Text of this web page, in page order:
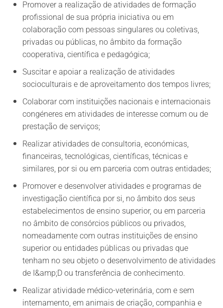
Promover a realização de atividades de formação
profissional de sua própria iniciativa ou em
colaboração com pessoas singulares ou coletivas,
privadas ou públicas, no âmbito da formação
cooperativa, científica e pedagógica;
Suscitar e apoiar a realização de atividades
socioculturais e de aproveitamento dos tempos livres;
Colaborar com instituições nacionais e internacionais
congéneres em atividades de interesse comum ou de
prestação de serviços;
Realizar atividades de consultoria, económicas,
financeiras, tecnológicas, científicas, técnicas e
similares, por si ou em parceria com outras entidades;
Promover e desenvolver atividades e programas de
investigação científica por si, no âmbito dos seus
estabelecimentos de ensino superior, ou em parceria
no âmbito de consórcios públicos ou privados,
nomeadamente com outras instituições de ensino
superior ou entidades públicas ou privadas que
tenham no seu objeto o desenvolvimento de atividades
de I&amp;D ou transferência de conhecimento.
Realizar atividade médico-veterinária, com e sem
internamento, em animais de criação, companhia e